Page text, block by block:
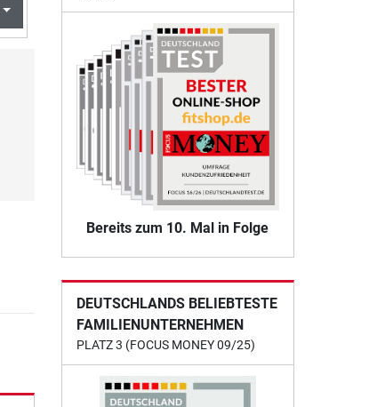
Bereits zum 10. Mal in Folge
DEUTSCHLANDS BELIEBTESTE
FAMILIENUNTERNEHMEN
PLATZ 3 (FOCUS MONEY 09/25)